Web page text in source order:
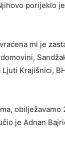
porijeklo
mi je
Krajišnici,
je Adnan